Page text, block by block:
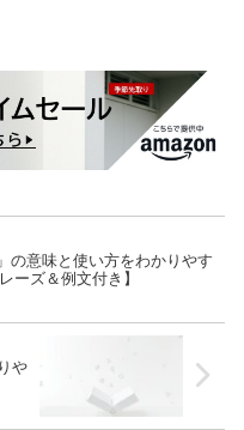
の意味と使い方をわかりやす
ーズ＆例文付き】
や